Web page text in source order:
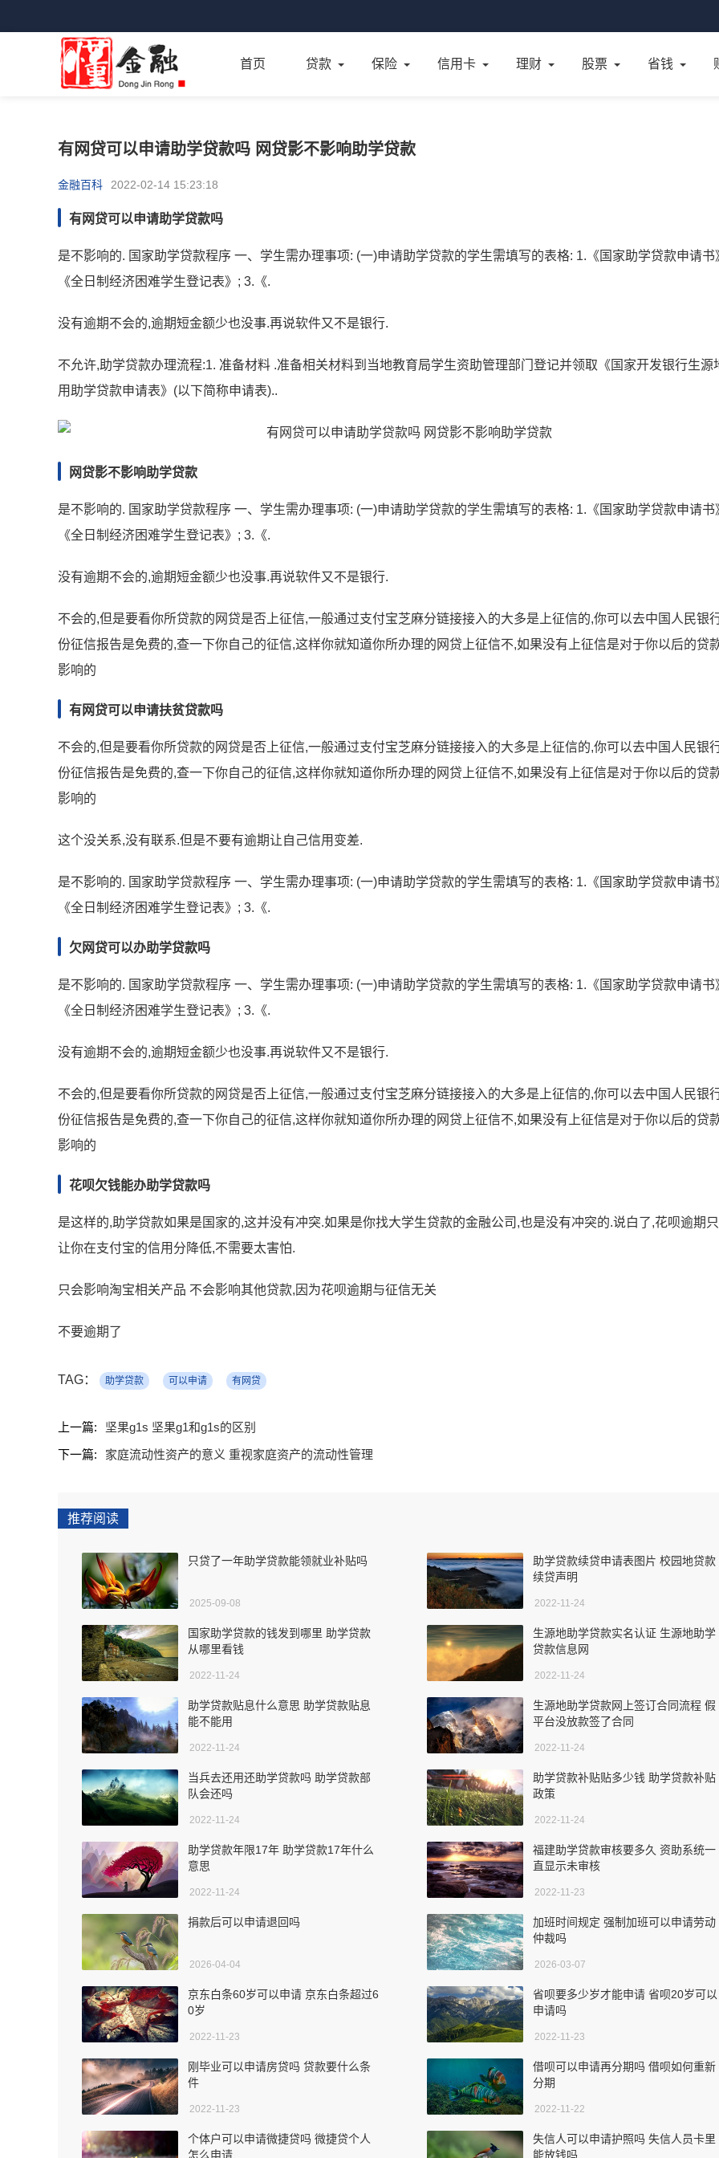
首页 贷款 保险 信用卡 理财 股票 省钱
有网贷可以申请助学贷款吗 网贷影不影响助学贷款
金融百科 2022-02-14 15:23:18
有网贷可以申请助学贷款吗
是不影响的. 国家助学贷款程序 一、学生需办理事项: (一)申请助学贷款的学生需填写的表格: 1.《国家助学贷款申请书
《全日制经济困难学生登记表》; 3.《.
没有逾期不会的,逾期短金额少也没事.再说软件又不是银行.
不允许,助学贷款办理流程:1. 准备材料 .准备相关材料到当地教育局学生资助管理部门登记并领取《国家开发银行生源
用助学贷款申请表》(以下简称申请表)..
网贷影不影响助学贷款
是不影响的. 国家助学贷款程序 一、学生需办理事项: (一)申请助学贷款的学生需填写的表格: 1.《国家助学贷款申请书
《全日制经济困难学生登记表》; 3.《.
没有逾期不会的,逾期短金额少也没事.再说软件又不是银行.
不会的,但是要看你所贷款的网贷是否上征信,一般通过支付宝芝麻分链接接入的大多是上征信的,你可以去中国人民银
份征信报告是免费的,查一下你自己的征信,这样你就知道你所办理的网贷上征信不,如果没有上征信是对于你以后的贷
影响的
有网贷可以申请扶贫贷款吗
不会的,但是要看你所贷款的网贷是否上征信,一般通过支付宝芝麻分链接接入的大多是上征信的,你可以去中国人民银
份征信报告是免费的,查一下你自己的征信,这样你就知道你所办理的网贷上征信不,如果没有上征信是对于你以后的贷
影响的
这个没关系,没有联系.但是不要有逾期让自己信用变差.
是不影响的. 国家助学贷款程序 一、学生需办理事项: (一)申请助学贷款的学生需填写的表格: 1.《国家助学贷款申请书
《全日制经济困难学生登记表》; 3.《.
欠网贷可以办助学贷款吗
是不影响的. 国家助学贷款程序 一、学生需办理事项: (一)申请助学贷款的学生需填写的表格: 1.《国家助学贷款申请书
《全日制经济困难学生登记表》; 3.《.
没有逾期不会的,逾期短金额少也没事.再说软件又不是银行.
不会的,但是要看你所贷款的网贷是否上征信,一般通过支付宝芝麻分链接接入的大多是上征信的,你可以去中国人民银
份征信报告是免费的,查一下你自己的征信,这样你就知道你所办理的网贷上征信不,如果没有上征信是对于你以后的贷
影响的
花呗欠钱能办助学贷款吗
是这样的,助学贷款如果是国家的,这并没有冲突.如果是你找大学生贷款的金融公司,也是没有冲突的.说白了,花呗逾期
让你在支付宝的信用分降低,不需要太害怕.
只会影响淘宝相关产品 不会影响其他贷款,因为花呗逾期与征信无关
不要逾期了
TAG： 助学贷款 可以申请 有网贷
上一篇:
坚果g1s 坚果g1和g1s的区别
下一篇:
家庭流动性资产的意义 重视家庭资产的流动性管理
推荐阅读
只贷了一年助学贷款能领就业补贴吗
2025-09-08
助学贷款续贷申请表图片 校园地贷款
续贷声明
2022-11-24
国家助学贷款的钱发到哪里 助学贷款
从哪里看钱
2022-11-24
生源地助学贷款实名认证 生源地助学
贷款信息网
2022-11-24
助学贷款贴息什么意思 助学贷款贴息
能不能用
2022-11-24
生源地助学贷款网上签订合同流程 假
平台没放款签了合同
2022-11-24
当兵去还用还助学贷款吗 助学贷款部
队会还吗
2022-11-24
助学贷款补贴贴多少钱 助学贷款补贴
政策
2022-11-24
助学贷款年限17年 助学贷款17年什么
意思
2022-11-24
福建助学贷款审核要多久 资助系统一
直显示未审核
2022-11-23
捐款后可以申请退回吗
2026-04-04
加班时间规定 强制加班可以申请劳动
仲裁吗
2026-03-07
京东白条60岁可以申请 京东白条超过6
0岁
2022-11-23
省呗要多少岁才能申请 省呗20岁可以
申请吗
2022-11-23
刚毕业可以申请房贷吗 贷款要什么条
件
2022-11-23
借呗可以申请再分期吗 借呗如何重新
分期
2022-11-22
个体户可以申请微捷贷吗 微捷贷个人
怎么申请
失信人可以申请护照吗 失信人员卡里
能放钱吗